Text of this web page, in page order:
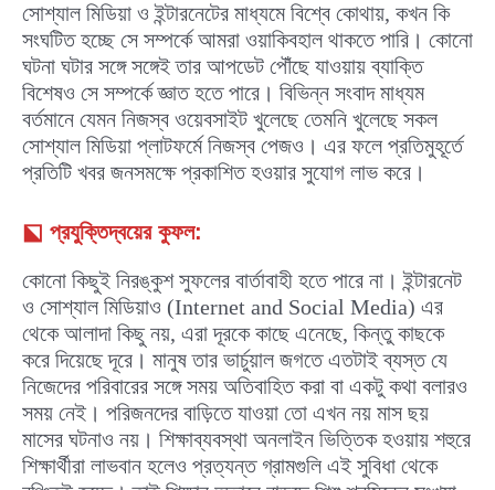
সোশ্যাল মিডিয়া ও ইন্টারনেটের মাধ্যমে বিশ্বে কোথায়, কখন কি
সংঘটিত হচ্ছে সে সম্পর্কে আমরা ওয়াকিবহাল থাকতে পারি। কোনো
ঘটনা ঘটার সঙ্গে সঙ্গেই তার আপডেট পৌঁছে যাওয়ায় ব্যাক্তি
বিশেষও সে সম্পর্কে জ্ঞাত হতে পারে। বিভিন্ন সংবাদ মাধ্যম
বর্তমানে যেমন নিজস্ব ওয়েবসাইট খুলেছে তেমনি খুলেছে সকল
সোশ্যাল মিডিয়া প্লাটফর্মে নিজস্ব পেজও। এর ফলে প্রতিমুহূর্তে
প্রতিটি খবর জনসমক্ষে প্রকাশিত হওয়ার সুযোগ লাভ করে।
⬕ প্রযুক্তিদ্বয়ের কুফল:
কোনো কিছুই নিরঙ্কুশ সুফলের বার্তাবাহী হতে পারে না। ইন্টারনেট
ও সোশ্যাল মিডিয়াও (Internet and Social Media) এর
থেকে আলাদা কিছু নয়, এরা দূরকে কাছে এনেছে, কিন্তু কাছকে
করে দিয়েছে দূরে। মানুষ তার ভার্চুয়াল জগতে এতটাই ব্যস্ত যে
নিজেদের পরিবারের সঙ্গে সময় অতিবাহিত করা বা একটু কথা বলারও
সময় নেই। পরিজনদের বাড়িতে যাওয়া তো এখন নয় মাস ছয়
মাসের ঘটনাও নয়। শিক্ষাব্যবস্থা অনলাইন ভিত্তিক হওয়ায় শহুরে
শিক্ষার্থীরা লাভবান হলেও প্রত্যন্ত গ্রামগুলি এই সুবিধা থেকে